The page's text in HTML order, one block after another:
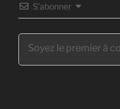
S’abonner